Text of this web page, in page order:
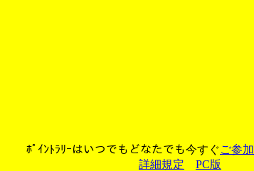
ﾎﾟｲﾝﾄﾗﾘｰはいつでもどなたでも今すぐご参加
詳細規定
PC版